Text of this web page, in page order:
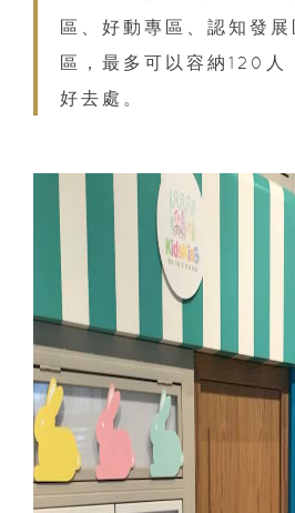
區、好動專區、認知發
區，最多可以容納120人
好去處。